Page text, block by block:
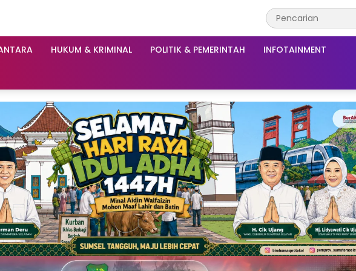
HUKUM & KRIMINAL POLITIK & PEMERINTAH INFOTAINMENT